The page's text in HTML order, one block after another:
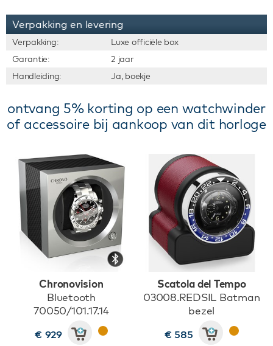
Verpakking en levering
Verpakking:
Luxe officiële box
Garantie:
2 jaar
Handleiding:
Ja, boekje
ontvang 5% korting op een watchwinder
of accessoire bij aankoop van dit horloge
Chronovision
Bluetooth
70050/101.17.14
€ 929
Scatola del Tempo
03008.REDSIL Batman
bezel
€ 585